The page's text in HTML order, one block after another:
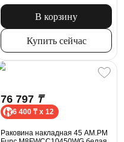
В корзину
Купить сейчас
76 797 ₸
6 400 ₸ x 12
Раковина накладная 45 AM.PM